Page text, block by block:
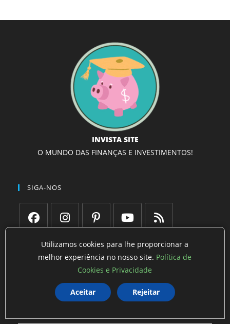
INVISTA SITE
O MUNDO DAS FINANÇAS E INVESTIMENTOS!
SIGA-NOS
em
uma
aba
em
uma
nova
aba
em
uma
nova
aba
em
uma
nova
aba
Utilizamos cookies para lhe proporcionar a
melhor experiência no nosso site. Política de
Cookies e Privacidade
Aceitar Rejeitar